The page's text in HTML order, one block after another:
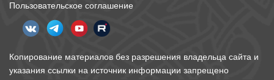
Пользовательское соглашение
Копирование материалов без разрешения владельца сайта и
указания ссылки на источник информации запрещено